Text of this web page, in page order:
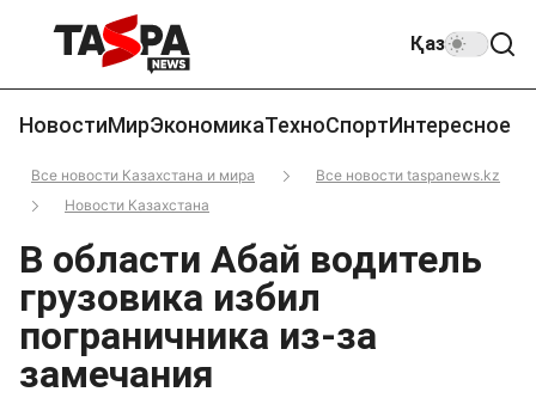
Қаз
НовостиМирЭкономикаТехноСпортИнтересное
Все новости Казахстана и мира
Все новости taspanews.kz
Новости Казахстана
В области Абай водитель
грузовика избил
пограничника из-за
замечания